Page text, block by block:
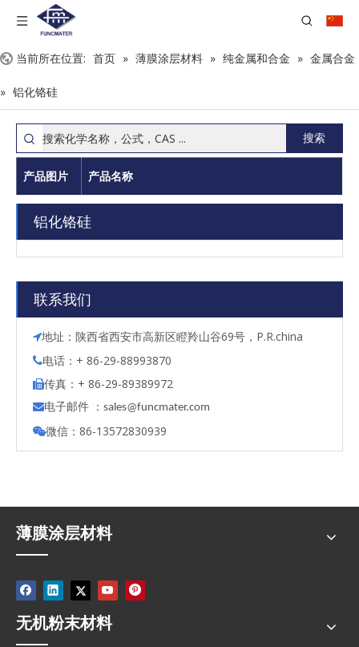
当前所在位置: 首页 » 薄膜涂层材料 » 纯金属和合金 » 金属合金
» 铝化铬硅
搜索
产品图片 产品名称
铝化铬硅
联系我们
地址：陕西省西安市高新区瞪羚山谷69号，P.R.china
电话：+ 86-29-88993870
传真：+ 86-29-89389972
电子邮件 ： sales@funcmater.com
微信：86-13572830939
薄膜涂层材料
无机粉末材料